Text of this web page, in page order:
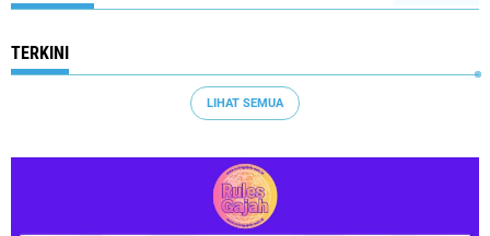
TERKINI
LIHAT SEMUA